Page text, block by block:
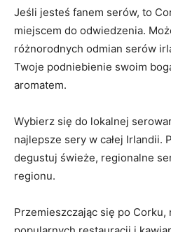
Jeśli jesteś fanem serów, to‌
miejscem⁤ do odwiedzenia.
⁣różnorodnych odmian serów
‍Twoje podniebienie swoim
aromatem.
Wybierz się do lokalnej
najlepsze sery w całej Irlandii.
degustuj świeże, ⁣regionalne
regionu.
Przemieszczając się po